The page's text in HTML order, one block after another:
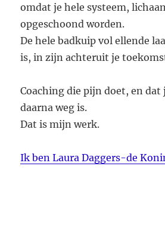
omdat je hele systeem,
opgeschoond worden.
De hele badkuip vol ellende
is, in zijn achteruit je
Coaching die pijn doet, en dat
daarna weg is.
Dat is mijn werk.
Ik ben Laura Daggers-de